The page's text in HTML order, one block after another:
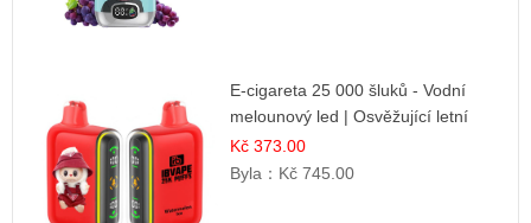
E-cigareta 25 000 šluků - Vodní
melounový led | Osvěžující letní
příchuť
Kč 373.00
Byla： Kč 745.00